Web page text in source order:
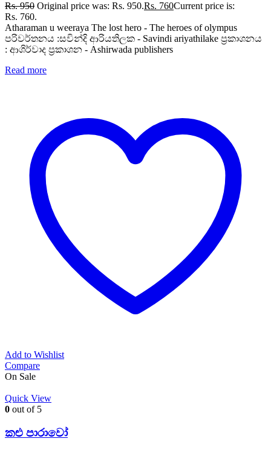
Rs.950 Original price was: Rs. 950.Rs. 760Current price is:
Rs. 760.
Atharaman u weeraya The lost hero - The heroes of olympus
පරිවර්තනය :සවින්දි ආරියතිලක - Savindi ariyathilake ප්‍රකාශනය
: ආශිර්වාද ප්‍රකාශන - Ashirwada publishers
Read more
Add to Wishlist
Compare
On Sale
Quick View
0 out of 5
කළු පාරාවෝ